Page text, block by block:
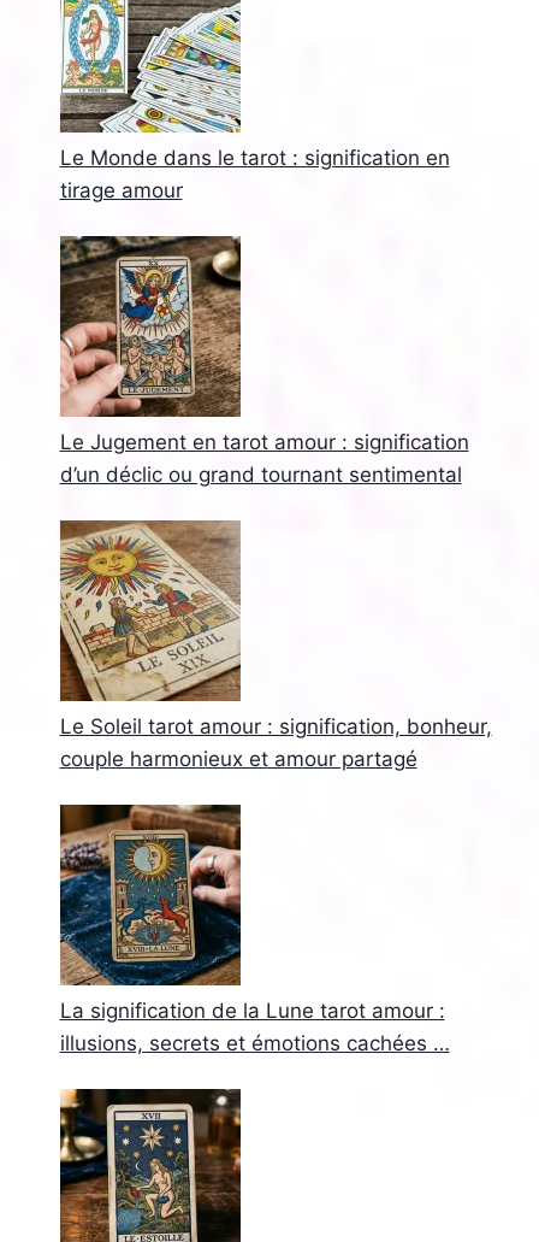
Le Monde dans le tarot : signification en
tirage amour
Le Jugement en tarot amour : signification
d’un déclic ou grand tournant sentimental
Le Soleil tarot amour : signification, bonheur,
couple harmonieux et amour partagé
La signification de la Lune tarot amour :
illusions, secrets et émotions cachées …